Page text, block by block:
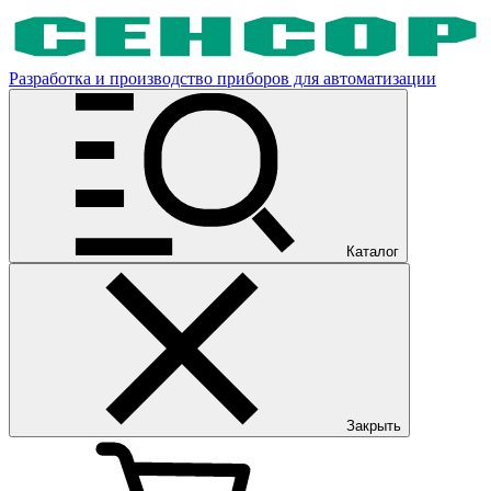
Разработка и производство приборов для автоматизации
Каталог
Закрыть